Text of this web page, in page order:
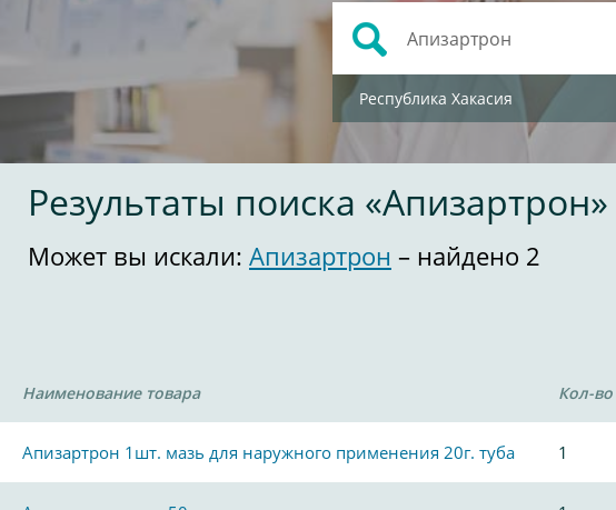
Республика Хакасия
Результаты поиска «Апизартрон»
Может вы искали: Апизартрон – найдено 2
Наименование товара Кол-во
Апизартрон 1шт. мазь для наружного применения 20г. туба 1